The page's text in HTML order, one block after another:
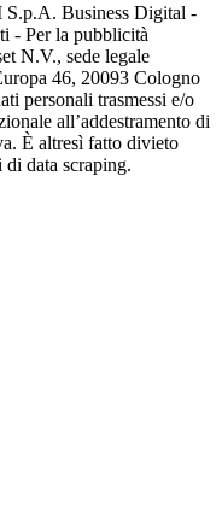
S.p.A. Business Digital -
- Per la pubblicità
N.V., sede legale
46, 20093 Cologno
personali trasmessi e/o
all’addestramento di
È altresì fatto divieto
di data scraping.